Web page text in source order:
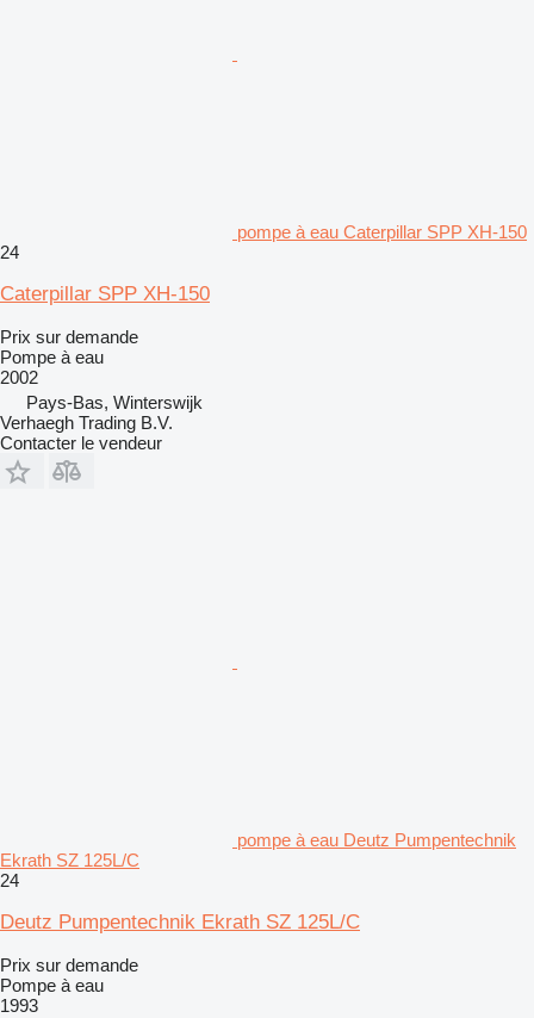
pompe à eau Caterpillar SPP XH-150
24
Caterpillar SPP XH-150
Prix sur demande
Pompe à eau
2002
Pays-Bas, Winterswijk
Verhaegh Trading B.V.
Contacter le vendeur
pompe à eau Deutz Pumpentechnik
Ekrath SZ 125L/C
24
Deutz Pumpentechnik Ekrath SZ 125L/C
Prix sur demande
Pompe à eau
1993